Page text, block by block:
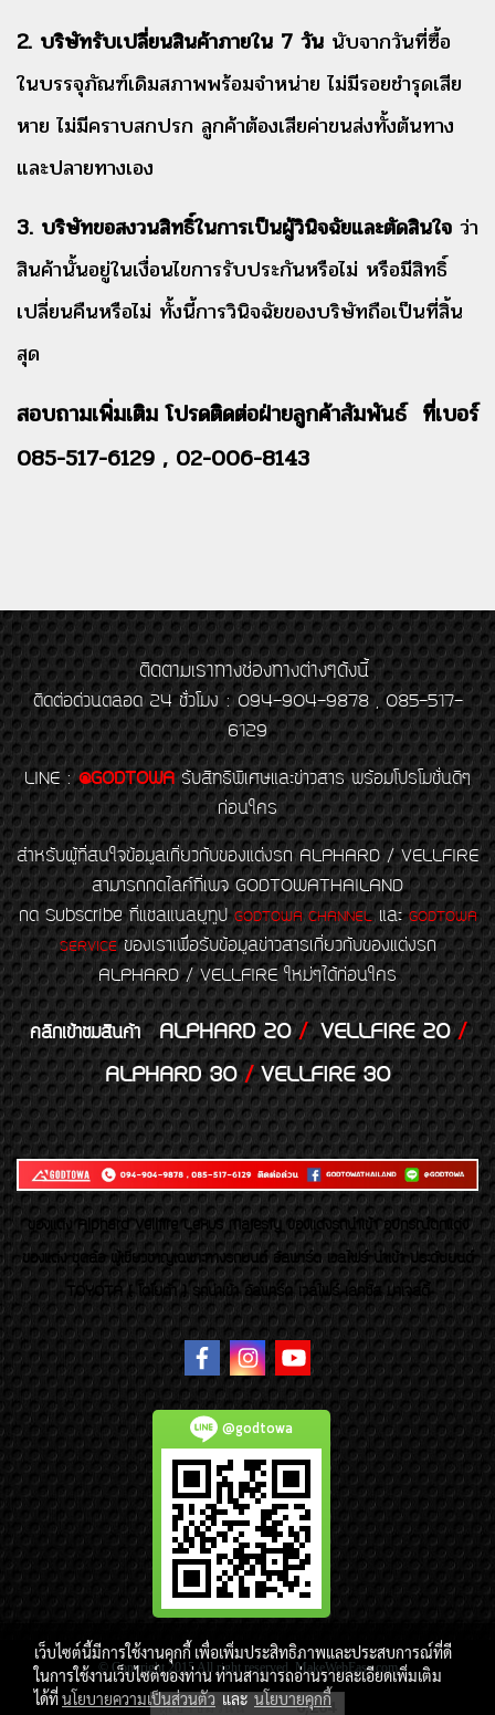
2. บริษัทรับเปลี่ยนสินค้าภายใน 7 วัน นับจากวันที่ซื้อ
ในบรรจุภัณฑ์เดิมสภาพพร้อมจำหน่าย ไม่มีรอยชำรุดเสีย
หาย ไม่มีคราบสกปรก ลูกค้าต้องเสียค่าขนส่งทั้งต้นทาง
และปลายทางเอง
3. บริษัทขอสงวนสิทธิ์ในการเป็นผู้วินิจฉัยและตัดสินใจ ว่า
สินค้านั้นอยู่ในเงื่อนไขการรับประกันหรือไม่ หรือมีสิทธิ์
เปลี่ยนคืนหรือไม่ ทั้งนี้การวินิจฉัยของบริษัทถือเป็นที่สิ้น
สุด
สอบถามเพิ่มเติม โปรดติดต่อฝ่ายลูกค้าสัมพันธ์ ที่เบอร์
085-517-6129 , 02-006-8143
ติดตามเราทางช่องทางต่างๆดังนี้
ติดต่อด่วนตลอด 24 ชั่วโมง : 094-904-9878 , 085-517-
6129
LINE : @GODTOWA รับสิทธิพิเศษและข่าวสาร พร้อมโปรโมชั่นดีๆ
ก่อนใคร
สำหรับผู้ที่สนใจข้อมูลเกี่ยวกับของแต่งรถ ALPHARD / VELLFIRE
สามารถกดไลค์ที่เพจ GODTOWATHAILAND
กด Subscribe ที่แชลแนลยูทูป GODTOWA CHANNELและGODTOWA
SERVICEของเราเพื่อรับข้อมูลข่าวสารเกี่ยวกับของแต่งรถ
ALPHARD / VELLFIRE ใหม่ๆได้ก่อนใคร
คลิกเข้าชมสินค้า ALPHARD 20/VELLFIRE 20/
ALPHARD 30/VELLFIRE 30
ของเเต่ง Alphard Vellfire Lexus Majesty ของเเต่งรถนำเข้า อุปกรณ์ตกแต่ง
ของแต่ง ชุดล้อ ผู้เชี่ยวชาญเฉพาะทางรถยนต์ อัลพาร์ด เวลไฟร์ นำเข้า ประดับยนต์
TOYOTA ( โตโยต้า ) รถนำเข้า อัลพาร์ด เวลไฟร์ เลกซัส มาเจสตี้
@godtowa
© Copyright 2015 All right reserved. MakeWebEasy.com
ผู้เข้าชมวันนี้ 6,264
เว็บไซต์นี้มีการใช้งานคุกกี้ เพื่อเพิ่มประสิทธิภาพและประสบการณ์ที่ดี
ในการใช้งานเว็บไซต์ของท่าน ท่านสามารถอ่านรายละเอียดเพิ่มเติม
ได้ที่นโยบายความเป็นส่วนตัวและนโยบายคุกกี้